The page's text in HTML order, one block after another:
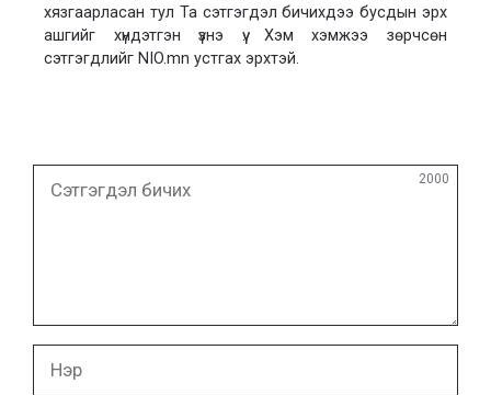
хязгаарласан тул Та сэтгэгдэл бичихдээ бусдын эрх
ашгийг хүндэтгэн үзнэ үү. Хэм хэмжээ зөрчсөн
сэтгэгдлийг NIO.mn устгах эрхтэй.
бичих
2000